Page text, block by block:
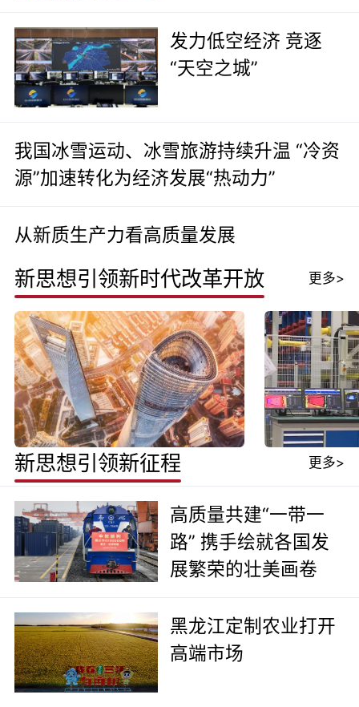
发力低空经济 竞逐
“天空之城”
我国冰雪运动、冰雪旅游持续升温 “冷资
源”加速转化为经济发展“热动力”
从新质生产力看高质量发展
新思想引领新时代改革开放 更多>
新思想引领新征程 更多>
高质量共建“一带一
路” 携手绘就各国发
展繁荣的壮美画卷
黑龙江定制农业打开
高端市场